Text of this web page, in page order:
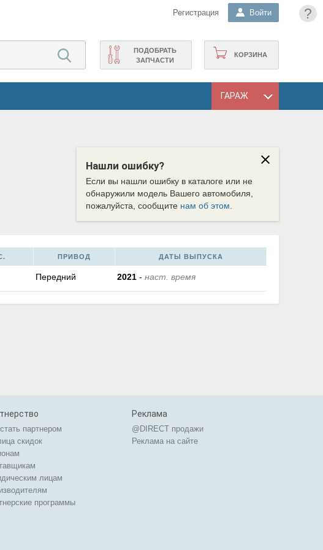
?
Регистрация Войти
КОРЗИНА
ПОДОБРАТЬ
ЗАПЧАСТИ
ГАРАЖ
Нашли ошибку?
Если вы нашли ошибку в каталоге или не
обнаружили модель Вашего автомобиля,
пожалуйста, сообщите нам об этом
ПРИВОД ДАТЫ ВЫПУСКА
Передний 2021 - наст. время
партнером
скидок
лицам
программы
Реклама
@DIRECT продажи
Реклама на сайте